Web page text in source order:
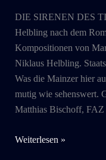
DIE SIRENEN DES
Helbling nach dem
Kompositionen von
Niklaus Helbling.
Was die Mainzer hier
mutig wie
Matthias Bischoff,
2015
Weiterlesen »